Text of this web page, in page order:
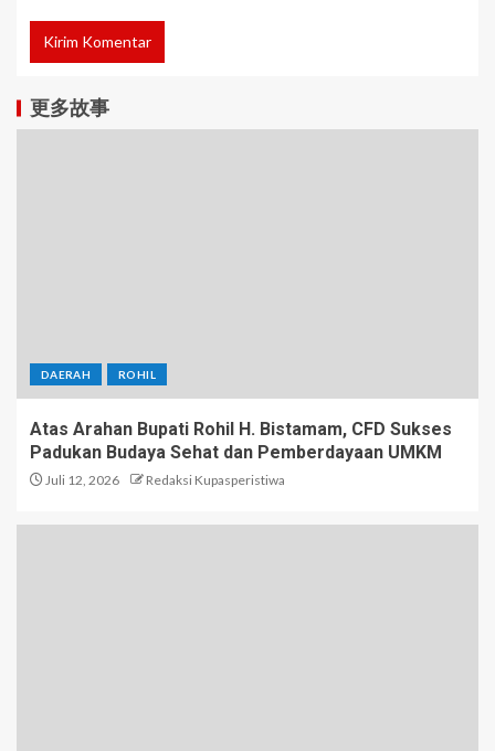
更多故事
DAERAH ROHIL
Atas Arahan Bupati Rohil H. Bistamam, CFD Sukses
Padukan Budaya Sehat dan Pemberdayaan UMKM
Juli 12, 2026 Redaksi Kupasperistiwa